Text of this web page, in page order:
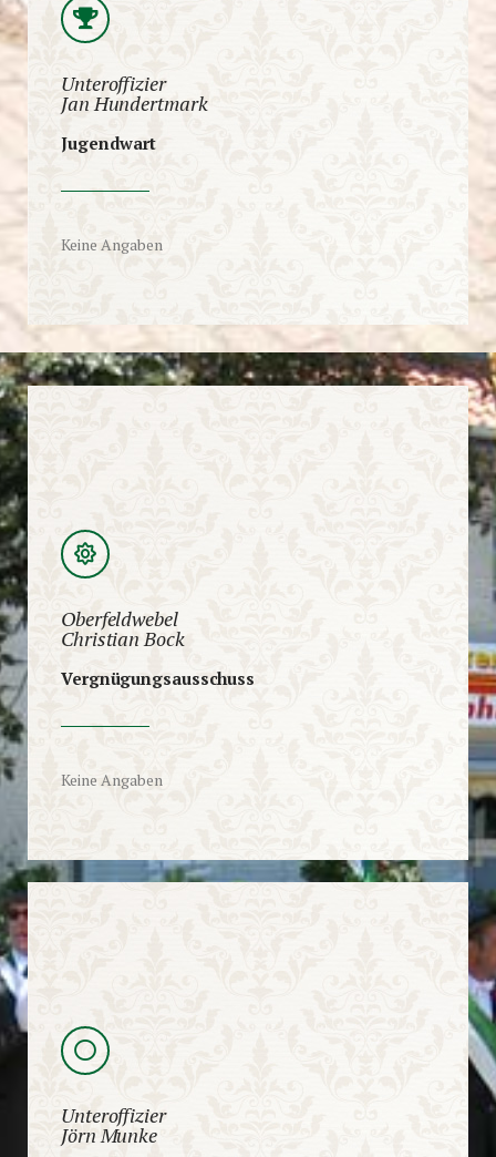
Unteroffizier
Jan Hundertmark
Jugendwart
Keine Angaben
Oberfeldwebel
Christian Bock
Vergnügungsausschuss
Keine Angaben
Unteroffizier
Jörn Munke